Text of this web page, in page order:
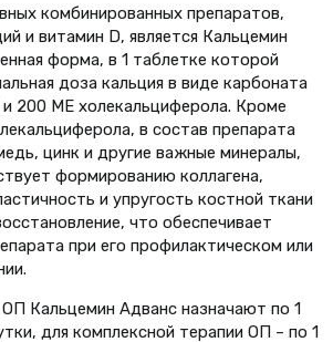
комбинированных препаратов,
и витамин D, является Кальцемин
форма, в 1 таблетке которой
доза кальция в виде карбоната
200 МЕ холекальциферола. Кроме
в состав препарата
цинк и другие важные минералы,
формированию коллагена,
и упругость костной ткани
что обеспечивает
при его профилактическом или
Кальцемин Адванс назначают по 1
для комплексной терапии ОП – по 1